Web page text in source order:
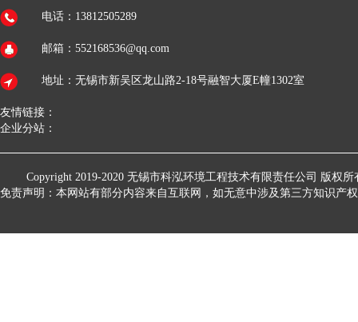
电话：13812505289
邮箱：552168536@qq.com
地址：无锡市新吴区龙山路2-18号融智大厦E幢1302室
友情链接：
企业分站：
Copyright 2019-2020 无锡市科泓环境工程技术有限责任公司 版权所
免责声明：本网站有部分内容来自互联网，如无意中涉及第三方知识产